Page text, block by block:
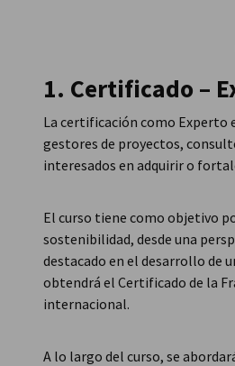
1. Certificado –
La certificación como Experto
gestores de proyectos,
interesados en adquirir o
El curso tiene como objetivo
sostenibilidad, desde una
destacado en el desarrollo de
obtendrá el Certificado de la
internacional.
A lo largo del curso, se